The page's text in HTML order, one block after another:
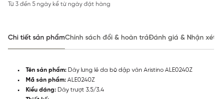
Từ 3 đến 5 ngày kể từ ngày đặt hàng
Chi tiết sản phẩmChính sách đổi & hoàn trảĐánh giá & Nhận xét
Tên sản phẩm: Dây lưng lẻ da bò dập vân Aristino ALE0240Z
Mã sản phẩm: ALE0240Z
Kiểu dáng: Dây trượt 3.5/3.4